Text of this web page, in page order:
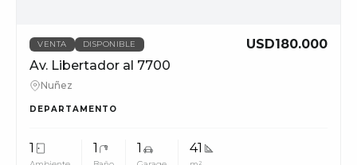
VENTA DISPONIBLE
USD180.000
Av. Libertador al 7700
Nuñez
DEPARTAMENTO
1 1 1 41